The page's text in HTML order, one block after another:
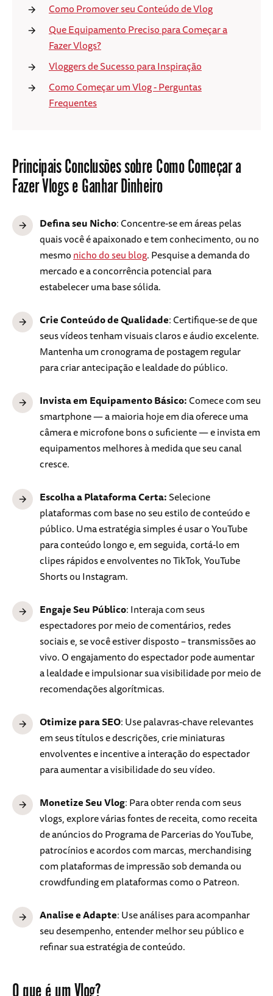
Como Promover seu Conteúdo de Vlog
Que Equipamento Preciso para Começar a
Fazer Vlogs?
Vloggers de Sucesso para Inspiração
Como Começar um Vlog - Perguntas
Frequentes
Principais Conclusões sobre Como Começar a
Fazer Vlogs e Ganhar Dinheiro
Defina seu Nicho: Concentre-se em áreas pelas
quais você é apaixonado e tem conhecimento, ou no
mesmonicho do seu blog. Pesquise a demanda do
mercado e a concorrência potencial para
estabelecer uma base sólida.
Crie Conteúdo de Qualidade: Certifique-se de que
seus vídeos tenham visuais claros e áudio excelente.
Mantenha um cronograma de postagem regular
para criar antecipação e lealdade do público.
Invista em Equipamento Básico:Comece com seu
smartphone — a maioria hoje em dia oferece uma
câmera e microfone bons o suficiente — e invista em
equipamentos melhores à medida que seu canal
cresce.
Escolha a Plataforma Certa:Selecione
plataformas com base no seu estilo de conteúdo e
público. Uma estratégia simples é usar o YouTube
para conteúdo longo e, em seguida, cortá-lo em
clipes rápidos e envolventesno TikTok, YouTube
Shorts ou Instagram.
Engaje Seu Público: Interaja com seus
espectadores por meio de comentários, redes
sociais e, se você estiver disposto – transmissões ao
vivo. O engajamento do espectador pode aumentar
a lealdade e impulsionar sua visibilidade por meio de
recomendações algorítmicas.
Otimize para SEO: Use palavras-chave relevantes
em seus títulos e descrições, crie miniaturas
envolventes e incentive a interação do espectador
para aumentar a visibilidade do seu vídeo.
Monetize Seu Vlog: Para obter renda com seus
vlogs, explore várias fontes de receita, como receita
de anúncios do Programa de Parcerias do YouTube,
patrocínios e acordos com marcas, merchandising
com plataformas de impressão sob demanda ou
crowdfunding em plataformas como o Patreon.
Analise e Adapte: Use análises para acompanhar
seu desempenho, entender melhor seu público e
refinar sua estratégia de conteúdo.